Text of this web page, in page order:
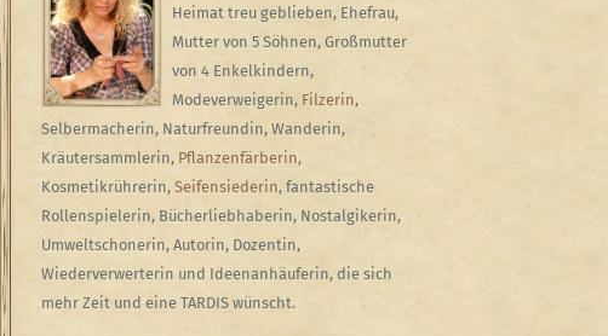
Heimat treu geblieben, Ehefrau,
Mutter von 5 Söhnen, Großmutter
von 4 Enkelkindern,
Modeverweigerin, Filzerin,
Selbermacherin, Naturfreundin, Wanderin,
Kräutersammlerin, Pflanzenfärberin,
Kosmetikrührerin, Seifensiederin, fantastische
Rollenspielerin, Bücherliebhaberin, Nostalgikerin,
Umweltschonerin, Autorin, Dozentin,
Wiederverwerterin und Ideenanhäuferin, die sich
mehr Zeit und eine TARDIS wünscht.